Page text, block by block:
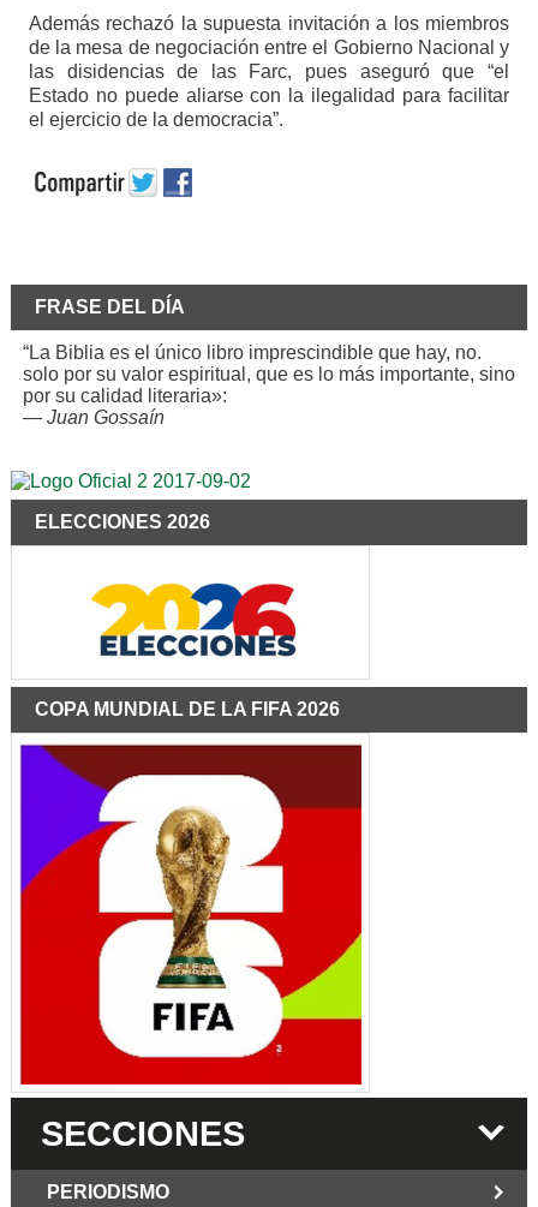
Además rechazó la supuesta invitación a los miembros
de la mesa de negociación entre el Gobierno Nacional y
las disidencias de las Farc, pues aseguró que “el
Estado no puede aliarse con la ilegalidad para facilitar
el ejercicio de la democracia”.
FRASE DEL DÍA
“La Biblia es el único libro imprescindible que hay, no.
solo por su valor espiritual, que es lo más importante, sino
por su calidad literaria»:
— Juan Gossaín
ELECCIONES 2026
COPA MUNDIAL DE LA FIFA 2026
SECCIONES
PERIODISMO